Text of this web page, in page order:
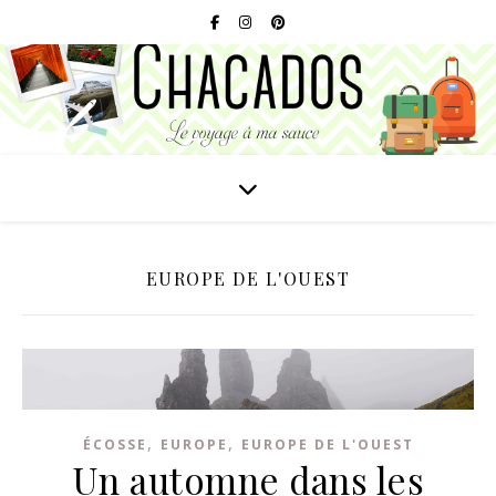
EUROPE DE L'OUEST
ÉCOSSE , EUROPE , EUROPE DE L'OUEST
Un automne dans les